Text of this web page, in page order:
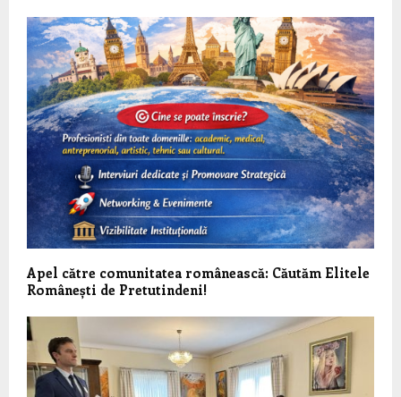
Apel către comunitatea românească: Căutăm Elitele
Românești de Pretutindeni!